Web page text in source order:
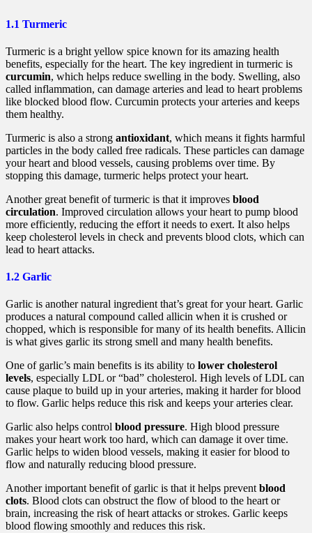
1.1 Turmeric
Turmeric is a bright yellow spice known for its amazing health
benefits, especially for the heart. The key ingredient in turmeric is
curcumin, which helps reduce swelling in the body. Swelling, also
called inflammation, can damage arteries and lead to heart problems
like blocked blood flow. Curcumin protects your arteries and keeps
them healthy.
Turmeric is also a strong antioxidant, which means it fights harmful
particles in the body called free radicals. These particles can damage
your heart and blood vessels, causing problems over time. By
stopping this damage, turmeric helps protect your heart.
Another great benefit of turmeric is that it improves blood
circulation. Improved circulation allows your heart to pump blood
more efficiently, reducing the effort it needs to exert. It also helps
keep cholesterol levels in check and prevents blood clots, which can
lead to heart attacks.
1.2 Garlic
Garlic is another natural ingredient that’s great for your heart. Garlic
produces a natural compound called allicin when it is crushed or
chopped, which is responsible for many of its health benefits. Allicin
is what gives garlic its strong smell and many health benefits.
One of garlic’s main benefits is its ability to lower cholesterol
levels, especially LDL or “bad” cholesterol. High levels of LDL can
cause plaque to build up in your arteries, making it harder for blood
to flow. Garlic helps reduce this risk and keeps your arteries clear.
Garlic also helps control blood pressure. High blood pressure
makes your heart work too hard, which can damage it over time.
Garlic helps to widen blood vessels, making it easier for blood to
flow and naturally reducing blood pressure.
Another important benefit of garlic is that it helps prevent blood
clots. Blood clots can obstruct the flow of blood to the heart or
brain, increasing the risk of heart attacks or strokes. Garlic keeps
blood flowing smoothly and reduces this risk.